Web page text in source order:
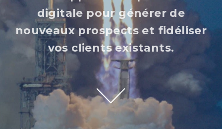
digitale pour générer de
nouveaux prospects et fidéliser
vos clients existants.